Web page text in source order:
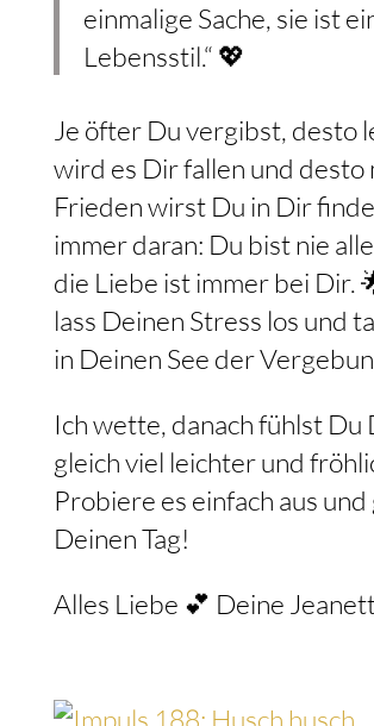
einmalige Sache, sie ist
Lebensstil.“ 💖
Je öfter Du vergibst, desto
wird es Dir fallen und desto
Frieden wirst Du in Dir
immer daran: Du bist nie
die Liebe ist immer bei Dir.
lass Deinen Stress los und
in Deinen See der
Ich wette, danach fühlst Du
gleich viel leichter und
Probiere es einfach aus
Deinen Tag!
Alles Liebe 💕 Deine